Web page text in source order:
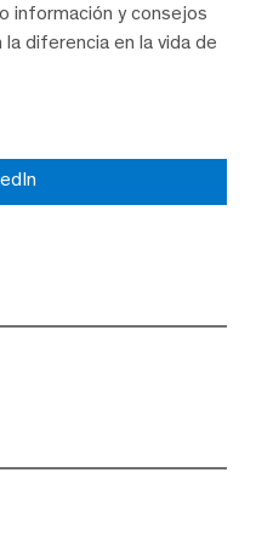
información y consejos
diferencia en la vida de